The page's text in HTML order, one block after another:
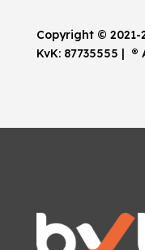
Copyright © 2021-
KvK: 87735555 | ®